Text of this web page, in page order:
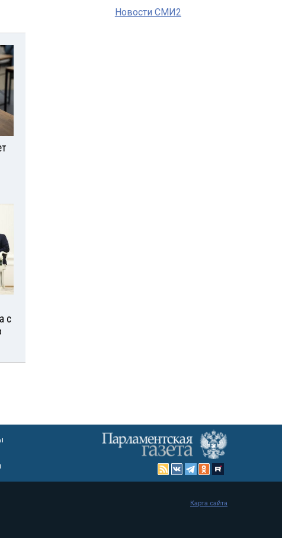
с
Новости СМИ2
Карта сайта